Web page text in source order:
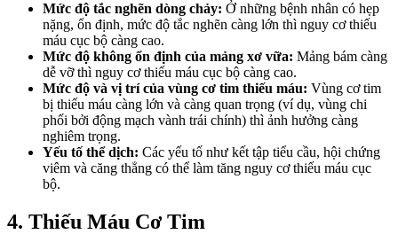
Mức độ tắc nghẽn dòng chảy: Ở những bệnh nhân có hẹp
nặng, ổn định, mức độ tắc nghẽn càng lớn thì nguy cơ thiếu
máu cục bộ càng cao.
Mức độ không ổn định của mảng xơ vữa: Mảng bám càng
dễ vỡ thì nguy cơ thiếu máu cục bộ càng cao.
Mức độ và vị trí của vùng cơ tim thiếu máu: Vùng cơ tim
bị thiếu máu càng lớn và càng quan trọng (ví dụ, vùng chi
phối bởi động mạch vành trái chính) thì ảnh hưởng càng
nghiêm trọng.
Yếu tố thể dịch: Các yếu tố như kết tập tiểu cầu, hội chứng
viêm và căng thẳng có thể làm tăng nguy cơ thiếu máu cục
bộ.
4. Thiếu Máu Cơ Tim